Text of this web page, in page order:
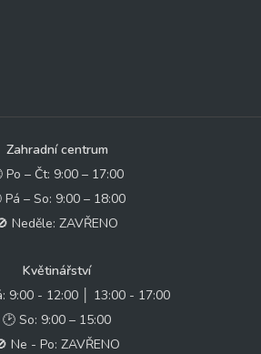
Zahradní centrum
Po – Čt: 9:00 – 17:00
Pá – So: 9:00 – 18:00
Neděle: ZAVŘENO
Květinářství
9:00 - 12:00 │ 13:00 - 17:00
🕑 So: 9:00 – 15:00
Ne - Po: ZAVŘENO